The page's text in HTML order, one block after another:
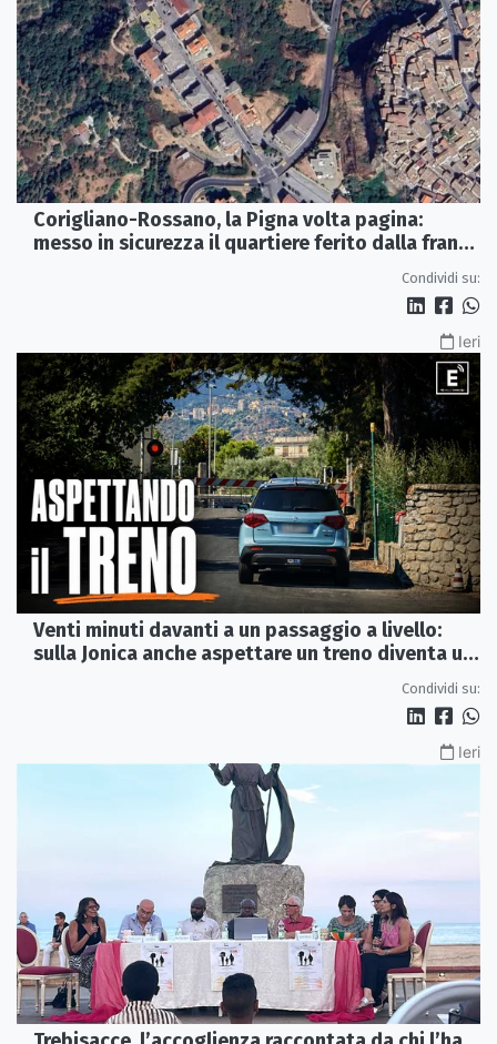
Corigliano-Rossano, la Pigna volta pagina:
messo in sicurezza il quartiere ferito dalla frana
Condividi su:
Ieri
Venti minuti davanti a un passaggio a livello:
sulla Jonica anche aspettare un treno diventa un
Condividi su:
Ieri